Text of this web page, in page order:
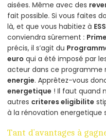
aisées. Même avec des
fait possible. Si vous faites
là, et que vous habitiez à
conviendra sûrement :
précis, il s’agit du
euro qui a été imposé par
acteur dans ce programme
energie. Apprêtez-vous
energetique ! Il faut quand
autres criteres eligibilite
à la rénovation energetique
Tant d’avantages à